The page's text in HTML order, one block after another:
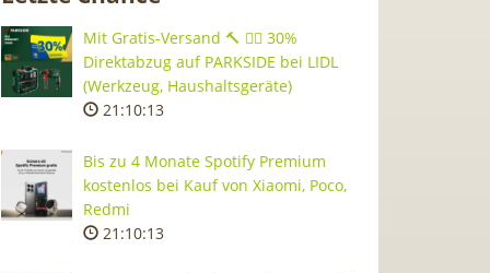
Mit Gratis-Versand 🔨 👷‍♂️ 30%
Direktabzug auf PARKSIDE bei LIDL
(Werkzeug, Haushaltsgeräte)
21:10:13
Bis zu 4 Monate Spotify Premium
kostenlos bei Kauf von Xiaomi, Poco,
Redmi
21:10:13